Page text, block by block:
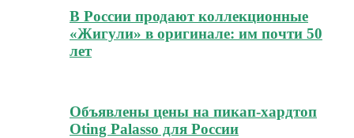
В России продают коллекционные
«Жигули» в оригинале: им почти 50
лет
Объявлены цены на пикап-хардтоп
Oting Palasso для России